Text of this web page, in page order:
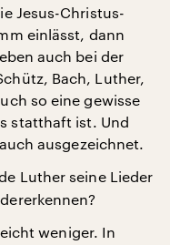
Jesus-Christus-
einlässt, dann
auch bei der
Bach, Luther,
so eine gewisse
statthaft ist. Und
ausgezeichnet.
Luther seine Lieder
weniger. In